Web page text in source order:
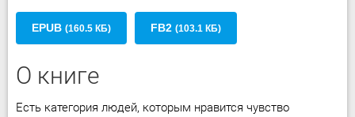
EPUB (160.5 КБ) FB2 (103.1 КБ)
О книге
Есть категория людей, которым нравится чувство